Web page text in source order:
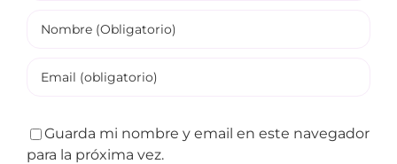
Guarda mi nombre y email en este navegador
para la próxima vez.